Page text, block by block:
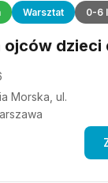
Warsztat 0-6
dzieci
Morska, ul.